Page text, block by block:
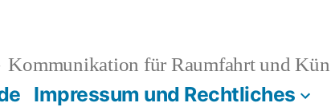
Kommunikation für Raumfahrt und
Impressum und Rechtliches